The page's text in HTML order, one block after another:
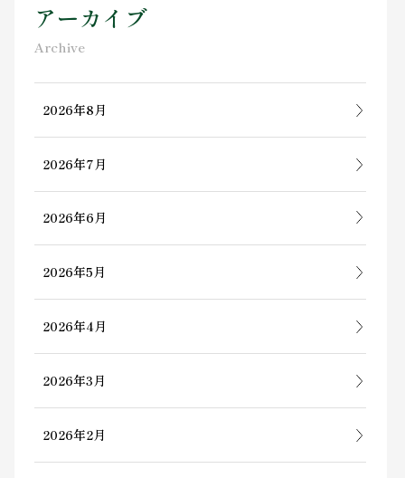
アーカイブ
Archive
2026年8月
2026年7月
2026年6月
2026年5月
2026年4月
2026年3月
2026年2月